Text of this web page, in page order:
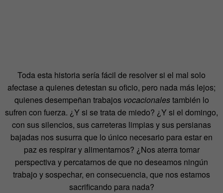
Toda esta historia sería fácil de resolver si el mal solo
afectase a quienes detestan su oficio, pero nada más lejos;
quienes desempeñan trabajos vocacionalestambién lo
sufren con fuerza. ¿Y si se trata de miedo? ¿Y si el domingo,
con sus silencios, sus carreteras limpias y sus persianas
bajadas nos susurra que lo único necesario para estar en
paz es respirar y alimentarnos? ¿Nos aterra tomar
perspectiva y percatarnos de que no deseamos ningún
trabajo y sospechar, en consecuencia, que nos estamos
sacrificando para nada?